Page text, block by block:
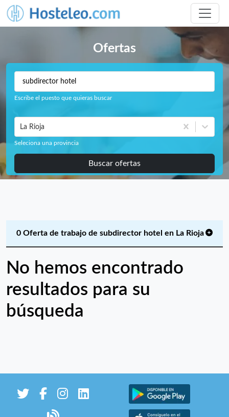
Ofertas
Escribe el puesto que quieras buscar
La Rioja
Seleciona una provincia
Buscar ofertas
0 Oferta de trabajo de subdirector hotel en La Rioja
No hemos encontrado
resultados para su
búsqueda